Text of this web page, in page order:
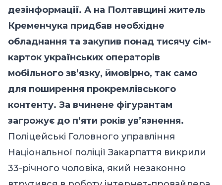
дезінформації. А на Полтавщині житель
Кременчука придбав необхідне
обладнання та закупив понад тисячу сім-
карток українських операторів
мобільного зв’язку, ймовірно, так само
для поширення прокремлівського
контенту. За вчинене фігурантам
загрожує до п’яти років ув’язнення.
Поліцейські Головного управління
Національної поліції Закарпаття викрили
33-річного чоловіка, який незаконно